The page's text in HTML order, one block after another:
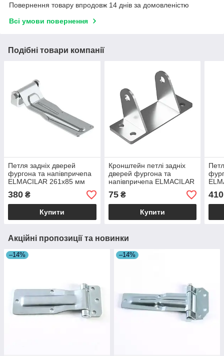
Повернення товару впродовж 14 днів за домовленістю
Всі умови повернення
Подібні товари компанії
Петля задніх дверей
фургона та напівпричепа
ELMACILAR 261х85 мм
(цинк)
380 ₴
Купити
Кронштейн петлі задніх
дверей фургона та
напівпричепа ELMACILAR
75₴
Купити
410
Акційні пропозиції та новинки
–14% –14%